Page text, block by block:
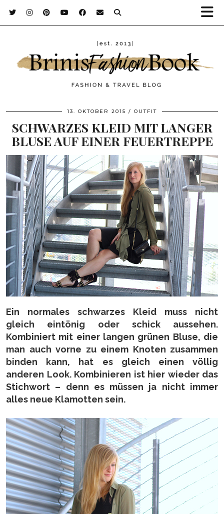
13. OKTOBER 2015 OUTFIT
SCHWARZES KLEID MIT LANGER
BLUSE AUF EINER FEUERTREPPE
Ein normales schwarzes Kleid muss nicht
gleich eintönig oder schick aussehen.
Kombiniert mit einer langen grünen Bluse, die
man auch vorne zu einem Knoten zusammen
binden kann, hat es gleich einen völlig
anderen Look. Kombinieren ist hier wieder das
Stichwort – denn es müssen ja nicht immer
alles neue Klamotten sein.